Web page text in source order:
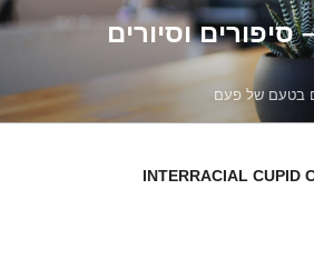
וסיורים
בטעם של פעם
INTERRACIAL CUPID